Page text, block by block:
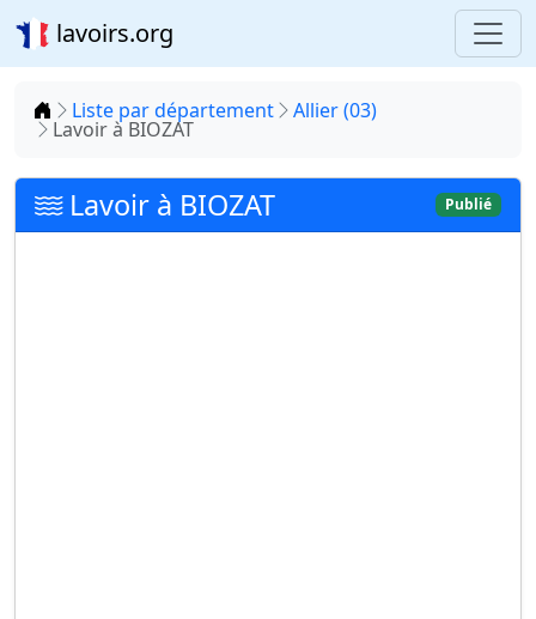
lavoirs.org
Accueil
Liste par département Allier (03)
Lavoir à BIOZAT
Lavoir à BIOZAT Publié